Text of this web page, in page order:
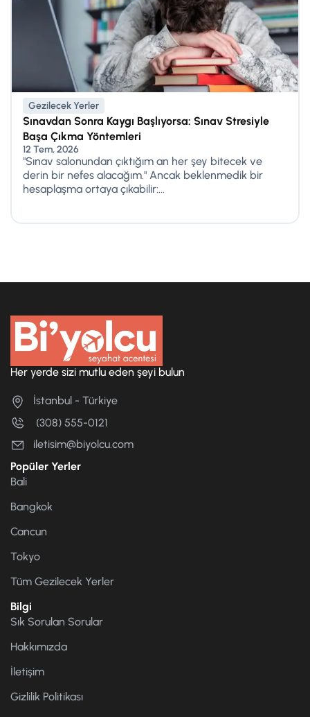
Gezilecek Yerler
Sınavdan Sonra Kaygı Başlıyorsa: Sınav Stresiyle
Başa Çıkma Yöntemleri
12 Tem, 2026
"Sınav salonundan çıktığım an her şey bitecek ve
derin bir nefes alacağım." Ancak beklenmedik bir
hesaplaşma ortaya çıkabilir:...
Her yerde sizi mutlu eden şeyi bulun
İstanbul - Türkiye
(308) 555-0121
iletisim@biyolcu.com
Popüler Yerler
Bali
Bangkok
Cancun
Tokyo
Tüm Gezilecek Yerler
Bilgi
Sık Sorulan Sorular
Hakkımızda
İletişim
Gizlilik Politikası